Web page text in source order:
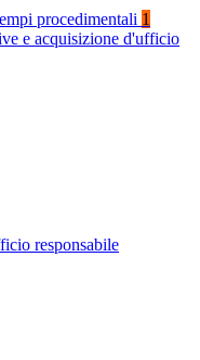
procedimentali 1
e acquisizione d'ufficio
responsabile